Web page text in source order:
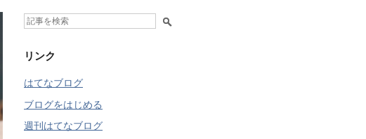
リンク
はてなブログ
ブログをはじめる
週刊はてなブログ